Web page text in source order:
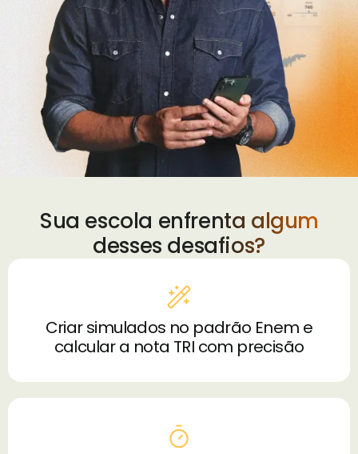
Sua escola enfrenta algum
desses desafios?
Criar simulados no padrão Enem e
calcular a nota TRI com precisão